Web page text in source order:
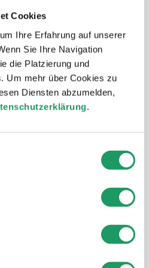
Cookies
Ihre Erfahrung auf unserer
Sie Ihre Navigation
die Platzierung und
Um mehr über Cookies zu
Diensten abzumelden,
.
Fertigung und der
Bauteile und
Reparatur nötig werden,
direkt an unsere